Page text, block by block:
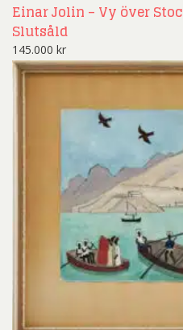
Einar Jolin – Vy över
Slutsåld
145.000 kr